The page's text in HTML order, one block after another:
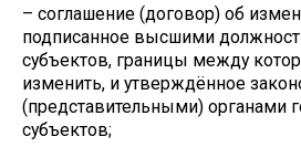
– соглашение (договор) об
подписанное высшими
субъектов, границы между
изменить, и утверждённое
(представительными) органами
субъектов;